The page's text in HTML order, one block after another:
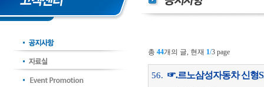
총 44개의 글, 현재 1/3 page
56. ☞.르노삼성자동차 신형